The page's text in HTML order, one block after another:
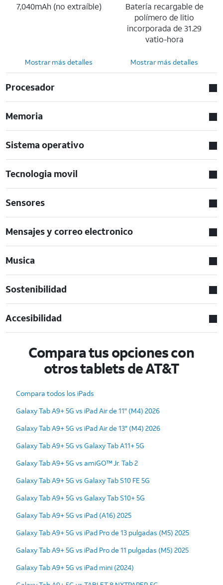
7,040mAh (no extraíble)
Batería recargable de
polímero de litio
incorporada de 31.29
vatio-hora
Mostrar más detalles Mostrar más detalles
Procesador
Memoria
Sistema operativo
Tecnologia movil
Sensores
Mensajes y correo electronico
Musica
Sostenibilidad
Accesibilidad
Compara tus opciones con
otros tablets de AT&T
Compara todos los iPads
Galaxy Tab A9+ 5G vs iPad Air de 11" (M4) 2026
Galaxy Tab A9+ 5G vs iPad Air de 13" (M4) 2026
Galaxy Tab A9+ 5G vs Galaxy Tab A11+ 5G
Galaxy Tab A9+ 5G vs amiGO™ Jr. Tab 2
Galaxy Tab A9+ 5G vs Galaxy Tab S10 FE 5G
Galaxy Tab A9+ 5G vs Galaxy Tab S10+ 5G
Galaxy Tab A9+ 5G vs iPad (A16) 2025
Galaxy Tab A9+ 5G vs iPad Pro de 13 pulgadas (M5) 2025
Galaxy Tab A9+ 5G vs iPad Pro de 11 pulgadas (M5) 2025
Galaxy Tab A9+ 5G vs iPad mini (2024)